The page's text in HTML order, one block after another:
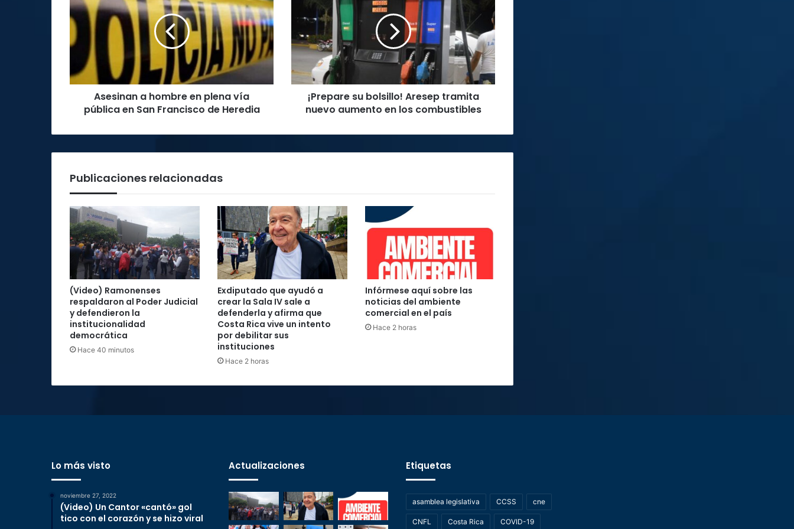
hombre
en
vía
pública
en
San
FranciscoAsesinan a hombre en plena vía
pública en San Francisco de Heredia
bolsillo!
Aresep
tramita
nuevo
aumento
en
los
combustibles
¡Prepare su bolsillo! Aresep tramita
nuevo aumento en los combustibles
Publicaciones relacionadas
(Video) Ramonenses
respaldaron al Poder Judicial
y defendieron la
institucionalidad
democrática
Hace 40 minutos
Exdiputado que ayudó a
crear la Sala IV sale a
defenderla y afirma que
Costa Rica vive un intento
por debilitar sus
instituciones
Hace 2 horas
Infórmese aquí sobre las
noticias del ambiente
comercial en el país
Hace 2 horas
Lo más visto
noviembre 27, 2022
(Video) Un Cantor «cantó» gol
tico con el corazón y se hizo viral
Actualizaciones Etiquetas
asamblea legislativa CCSS cne
CNFL Costa Rica COVID-19